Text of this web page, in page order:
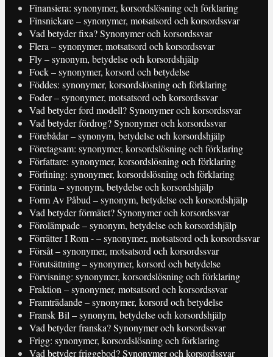
Finansiera: synonymer, korsordslösning och förklaring
Finsnickare – synonymer, motsatsord och korsordssvar
Vad betyder fixa? Synonymer och korsordssvar
Flera – synonymer, motsatsord och korsordssvar
Fly – synonym, betydelse och korsordshjälp
Fock – synonymer, korsord och betydelse
Föddes: synonymer, korsordslösning och förklaring
Foder – synonymer, motsatsord och korsordssvar
Vad betyder ford modell? Synonymer och korsordssvar
Vad betyder fördrog? Synonymer och korsordssvar
Förebådar – synonym, betydelse och korsordshjälp
Företagsam: synonymer, korsordslösning och förklaring
Författare: synonymer, korsordslösning och förklaring
Förfining: synonymer, korsordslösning och förklaring
Förinta – synonym, betydelse och korsordshjälp
Form Av Påbud – synonym, betydelse och korsordshjälp
Vad betyder förmätet? Synonymer och korsordssvar
Förolämpade – synonym, betydelse och korsordshjälp
Förrätter I Rom - – synonymer, motsatsord och korsordssvar
Försåt – synonymer, motsatsord och korsordssvar
Förutsättning – synonymer, korsord och betydelse
Förvisning: synonymer, korsordslösning och förklaring
Fraktion – synonymer, motsatsord och korsordssvar
Framträdande – synonymer, korsord och betydelse
Fransk Bil – synonym, betydelse och korsordshjälp
Vad betyder franska? Synonymer och korsordssvar
Frigg: synonymer, korsordslösning och förklaring
Vad betyder friggebod? Synonymer och korsordssvar